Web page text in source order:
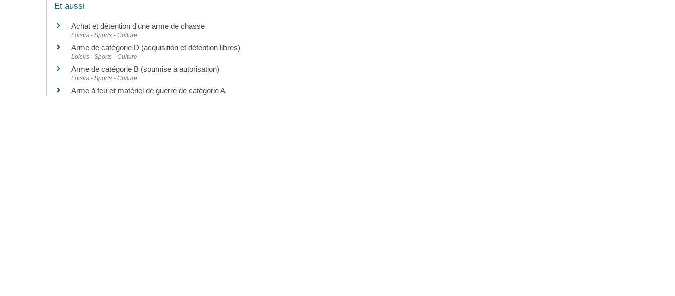
Et aussi
Achat et détention d'une arme de chasse
Loisirs - Sports - Culture
Arme de catégorie D (acquisition et détention libres)
Loisirs - Sports - Culture
Arme de catégorie B (soumise à autorisation)
Loisirs - Sports - Culture
Arme à feu et matériel de guerre de catégorie A